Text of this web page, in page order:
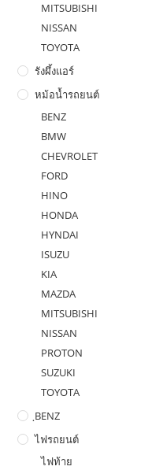
MITSUBISHI
NISSAN
TOYOTA
รังผึ้งแอร์
หม้อน้ำรถยนต์
BENZ
BMW
CHEVROLET
FORD
HINO
HONDA
HYNDAI
ISUZU
KIA
MAZDA
MITSUBISHI
NISSAN
PROTON
SUZUKI
TOYOTA
ฺBENZ
ไฟรถยนต์
ไฟท้าย